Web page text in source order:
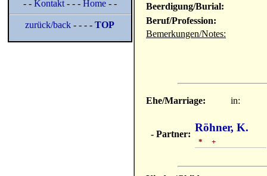
Beerdigung/Burial:
Beruf/Profession:
Bemerkungen/Notes:
Ehe/Marriage: in:
- Partner:
Röhner, K.
* +
- - Kontakt- - - Home- -
zurück/back - - - -TOP